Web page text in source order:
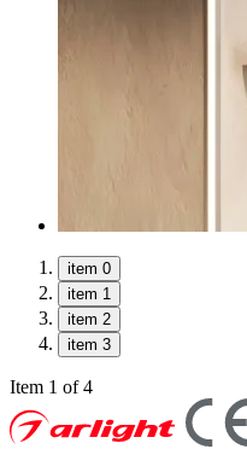
item 0
item 1
item 2
item 3
Item 1 of 4